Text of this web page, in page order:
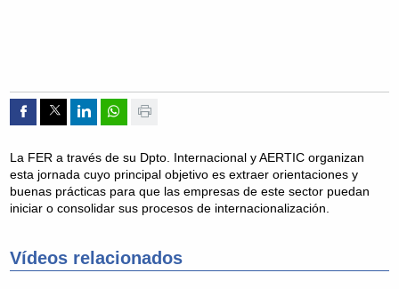
Compartir por Facebook
Compartir por Twitter
Compartir por Linkedin
Compartir por whatsapp
Imprimir
La FER a través de su Dpto. Internacional y AERTIC organizan
esta jornada cuyo principal objetivo es extraer orientaciones y
buenas prácticas para que las empresas de este sector puedan
iniciar o consolidar sus procesos de internacionalización.
Vídeos relacionados